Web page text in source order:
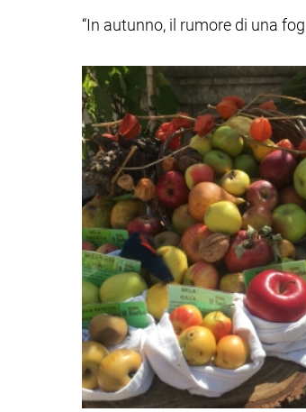
“In autunno, il rumore di una